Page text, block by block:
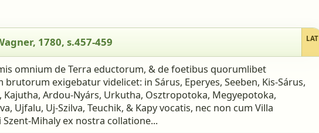
1780, s.457-459
1780, s.457-459 LAT
omnium de Terra eductorum, & de foetibus quorumlibet
brutorum exigebatur videlicet: in Sárus, Eperyes, Seeben, Kis-Sárus,
Kajutha, Ardou-Nyárs, Urkutha, Osztropotoka, Megyepotoka,
Ujfalu, Uj-Szilva, Teuchik, & Kapy vocatis, nec non cum Villa
Szent-Mihaly ex nostra collatione...